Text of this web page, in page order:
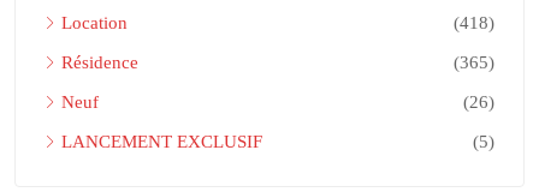
Location (418)
Résidence (365)
Neuf (26)
LANCEMENT EXCLUSIF (5)